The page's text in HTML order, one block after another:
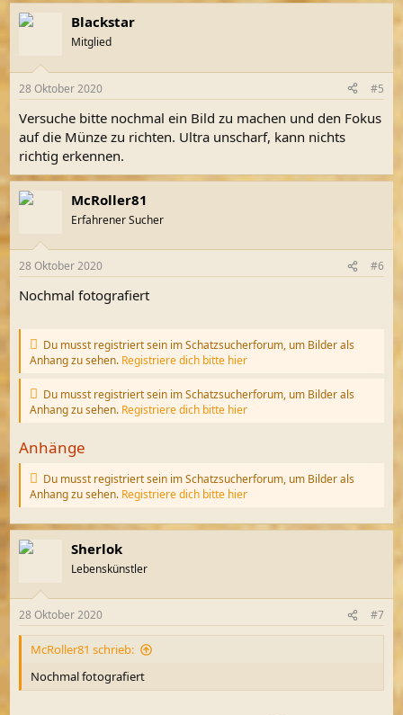
Blackstar
Mitglied
28 Oktober 2020 #5
Versuche bitte nochmal ein Bild zu machen und den Fokus
auf die Münze zu richten. Ultra unscharf, kann nichts
richtig erkennen.
McRoller81
Erfahrener Sucher
28 Oktober 2020 #6
Nochmal fotografiert
Du musst registriert sein im Schatzsucherforum, um Bilder als
Anhang zu sehen. Registriere dich bitte hier
Du musst registriert sein im Schatzsucherforum, um Bilder als
Anhang zu sehen. Registriere dich bitte hier
Anhänge
Du musst registriert sein im Schatzsucherforum, um Bilder als
Anhang zu sehen. Registriere dich bitte hier
Sherlok
Lebenskünstler
28 Oktober 2020 #7
McRoller81 schrieb:
Nochmal fotografiert